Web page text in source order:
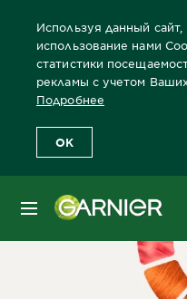
Используя данный
использование нами
статистики
рекламы с учетом
Подробнее
OK
МЕНЮ
Главная Краски для волос